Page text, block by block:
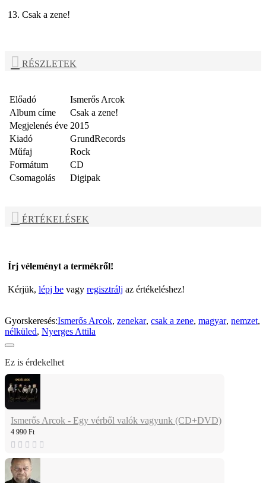
13. Csak a zene!
RÉSZLETEK
Előadó
Ismerős Arcok
Album címe
Csak a zene!
Megjelenés éve 2015
Kiadó
GrundRecords
Műfaj
Rock
Formátum
CD
Csomagolás
Digipak
ÉRTÉKELÉSEK
Írj véleményt a termékről!
Kérjük, lépj be vagy regisztrálj az értékeléshez!
Gyorskeresés:Ismerős Arcok, zenekar, csak a zene, magyar, nemzet,
nélküled, Nyerges Attila
Ez is érdekelhet
Ismerős Arcok - Egy vérből valók vagyunk (CD+DVD)
4 990 Ft